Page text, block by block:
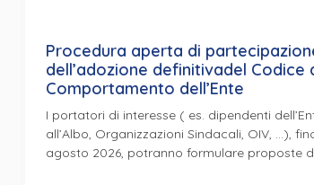
Procedura aperta di
dell’adozione definitivadel Codice
Comportamento dell’Ente
I portatori di interesse ( es. dipendenti
all’Albo, Organizzazioni Sindacali, OIV, …),
agosto 2026, potranno formulare proposte